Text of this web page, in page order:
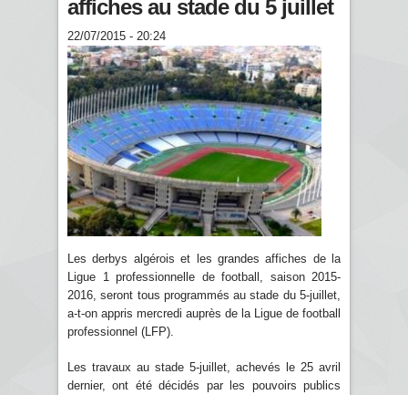
affiches au stade du 5 juillet
22/07/2015 - 20:24
Les derbys algérois et les grandes affiches de la
Ligue 1 professionnelle de football, saison 2015-
2016, seront tous programmés au stade du 5-juillet,
a-t-on appris mercredi auprès de la Ligue de football
professionnel (LFP).
Les travaux au stade 5-juillet, achevés le 25 avril
dernier, ont été décidés par les pouvoirs publics